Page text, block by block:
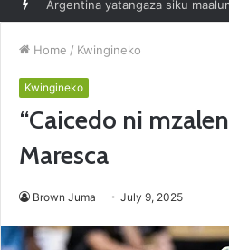
Argentina yatangaza siku
Home / Kwingineko
Kwingineko
“Caicedo ni
Maresca
Brown Juma July 9, 2025